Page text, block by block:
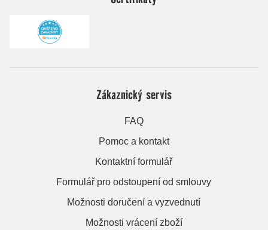
Zákaznický servis
FAQ
Pomoc a kontakt
Kontaktní formulář
Formulář pro odstoupení od smlouvy
Možnosti doručení a vyzvednutí
Možnosti vrácení zboží